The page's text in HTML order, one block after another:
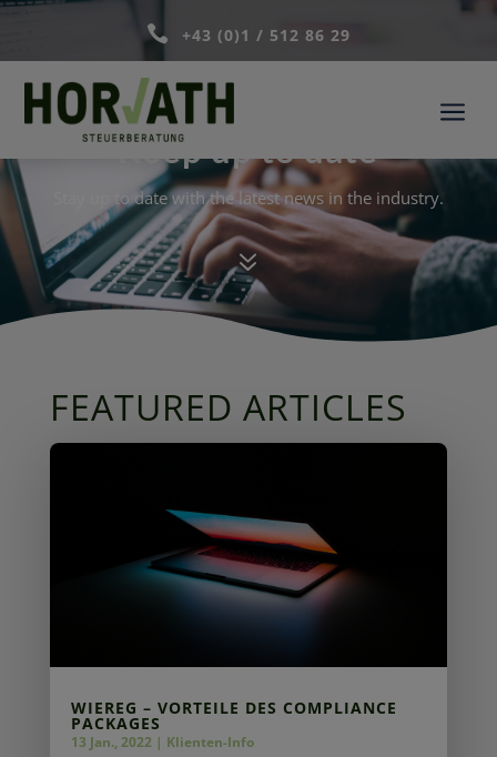
 +43 (0)1 / 512 86 29
a
Keep up to date
Stay up to date with the latest news in the industry.
7
FEATURED ARTICLES
WIEREG – VORTEILE DES COMPLIANCE
PACKAGES
13 Jan., 2022| Klienten-Info